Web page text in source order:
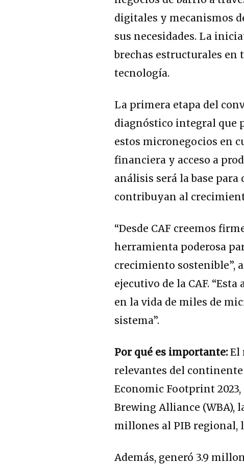
digitales y mecanismos
sus necesidades. La
brechas estructurales en
tecnología.
La primera etapa del
diagnóstico integral que
estos micronegocios en
financiera y acceso a
análisis será la base
contribuyan al
“Desde CAF creemos
herramienta poderosa
crecimiento sostenible”,
ejecutivo de la CAF.
en la vida de miles de
sistema”.
Por qué es importante:El
relevantes del continente
Economic Footprint
Brewing Alliance (WBA),
millones al PIB regional,
Además, generó 3.9